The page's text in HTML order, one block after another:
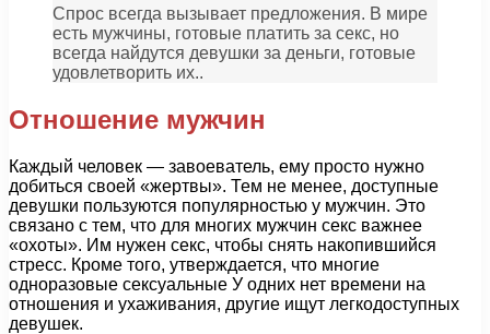
Спрос всегда вызывает предложения. В мире
есть мужчины, готовые платить за секс, но
всегда найдутся девушки за деньги, готовые
удовлетворить их..
Отношение мужчин
Каждый человек — завоеватель, ему просто нужно
добиться своей «жертвы». Тем не менее, доступные
девушки пользуются популярностью у мужчин. Это
связано с тем, что для многих мужчин секс важнее
«охоты». Им нужен секс, чтобы снять накопившийся
стресс. Кроме того, утверждается, что многие
одноразовые сексуальные У одних нет времени на
отношения и ухаживания, другие ищут легкодоступных
девушек.